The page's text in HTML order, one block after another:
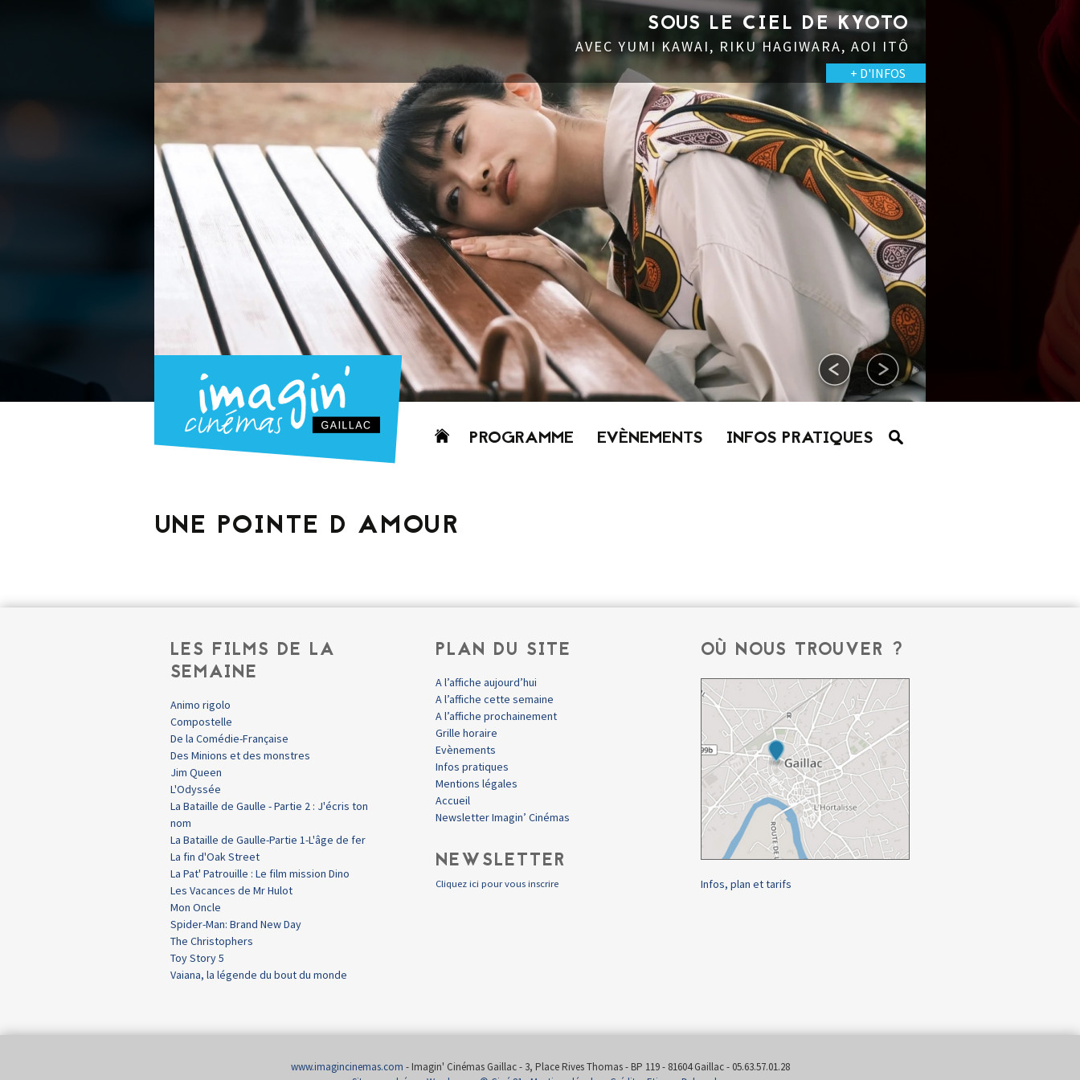
SOUS LE CIEL DE KYOTO
AVEC YUMI KAWAI, RIKU HAGIWARA, AOI ITÔ
+ D'INFOS
Aller
PROGRAMME
PDF
EVÈNEMENTS INFOS PRATIQUES
UNE POINTE D AMOUR
LES FILMS DE LA
SEMAINE
Animo rigolo
Compostelle
De la Comédie-Française
Des Minions et des monstres
Jim Queen
L'Odyssée
La Bataille de Gaulle - Partie 2 : J'écris ton
nom
La Bataille de Gaulle-Partie 1-L'âge de fer
La fin d'Oak Street
La Pat' Patrouille : Le film mission Dino
Les Vacances de Mr Hulot
Mon Oncle
Spider-Man: Brand New Day
The Christophers
Toy Story 5
Vaiana, la légende du bout du monde
PLAN DU SITE
A l’affiche aujourd’hui
A l’affiche cette semaine
A l’affiche prochainement
Grille horaire
Evènements
Infos pratiques
Mentions légales
Accueil
Newsletter Imagin’ Cinémas
NEWSLETTER
Cliquez ici pour vous inscrire
OÙ NOUS TROUVER ?
Infos, plan et tarifs
www.imagincinemas.com - Imagin' Cinémas Gaillac - 3, Place Rives Thomas - BP 119 - 81604 Gaillac - 05.63.57.01.28